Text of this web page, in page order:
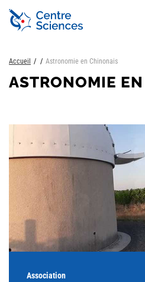
Aller
contenu
Accueil Astronomie en Chinonais
ASTRONOMIE
Association